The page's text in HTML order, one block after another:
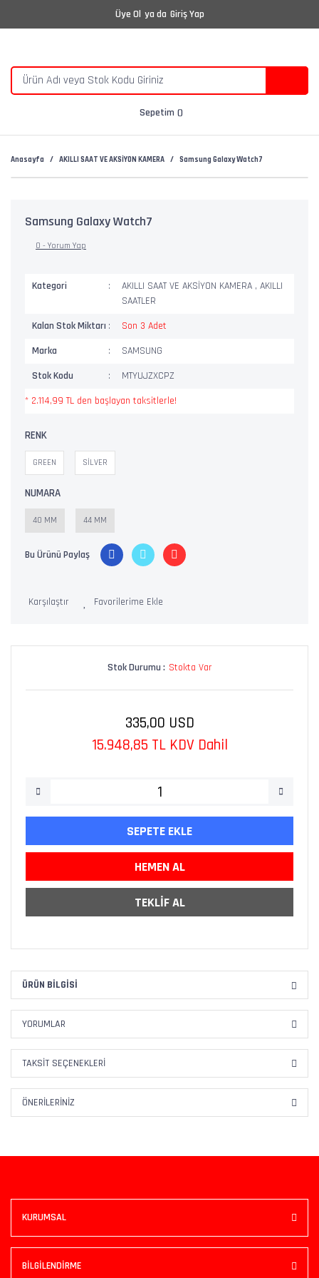
Üye Ol ya da Giriş Yap
Sepetim
Anasayfa AKILLI SAAT VE AKSİYON KAMERA Samsung Galaxy Watch7
Samsung Galaxy Watch7
0 - Yorum Yap
Kategori AKILLI SAAT VE AKSİYON KAMERA ,AKILLI
SAATLER
Kalan Stok Miktarı
Son 3 Adet
Marka
SAMSUNG
Stok Kodu
MTYUJZXCPZ
* 2.114,99 TL den başlayan taksitlerle!
RENK
GREEN SİLVER
NUMARA
40 MM 44 MM
Bu Ürünü Paylaş
Karşılaştır
Stok Durumu : Stokta Var
335,00 USD
15.948,85 TL KDV Dahil
SEPETE EKLE
HEMEN AL
TEKLİF AL
ÜRÜN BILGISI
YORUMLAR
TAKSIT SEÇENEKLERI
ÖNERILERINIZ
KURUMSAL
BİLGİLENDİRME